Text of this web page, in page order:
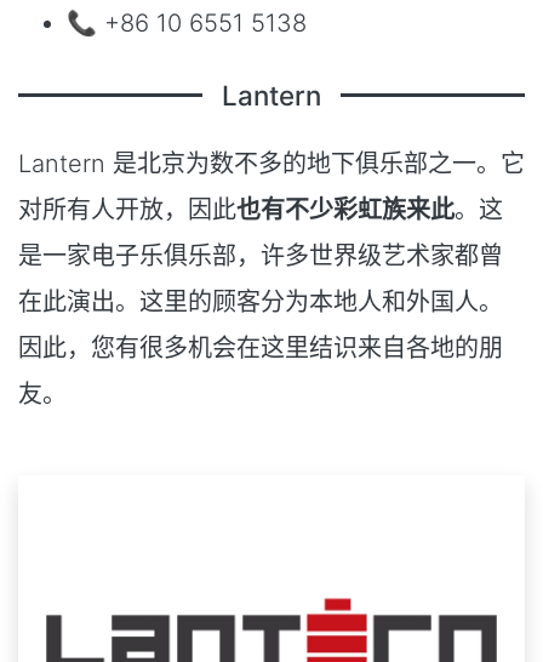
📞 +86 10 6551 5138
Lantern
Lantern 是北京为数不多的地下俱乐部之一。它
对所有人开放，因此也有不少彩虹族来此。这
是一家电子乐俱乐部，许多世界级艺术家都曾
在此演出。这里的顾客分为本地人和外国人。
因此，您有很多机会在这里结识来自各地的朋
友。